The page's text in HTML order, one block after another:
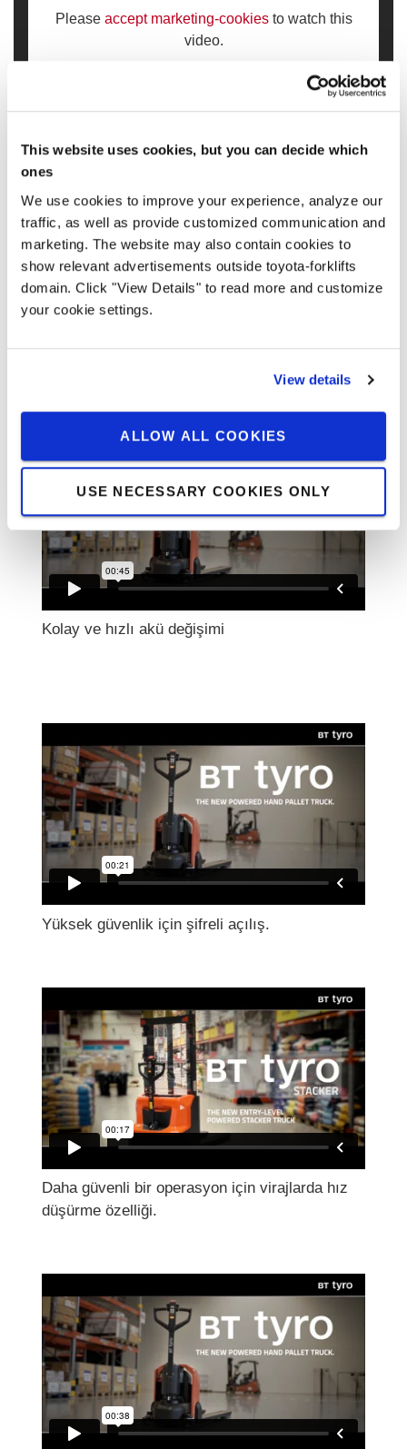
This website uses cookies, but you can decide which
ones
We use cookies to improve your experience, analyze our
traffic, as well as provide customized communication and
marketing. The website may also contain cookies to
show relevant advertisements outside toyota-forklifts
domain. Click "View Details" to read more and customize
your cookie settings.
View details
ALLOW ALL COOKIES
USE NECESSARY COOKIES ONLY
Please accept marketing-cookiesto watch this
video.
Kılavuzu
Aşağıdaki videoları izleyerek ya da işletmenizdeki
yetkili personeller ile paylaşarak, teslim alacağınız
BT Tyro transpalet veya istifleyici işinizde kolayca
Kolay ve hızlı akü değişimi
Yüksek güvenlik için şifreli açılış.
Daha güvenli bir operasyon için virajlarda hız
düşürme özelliği.